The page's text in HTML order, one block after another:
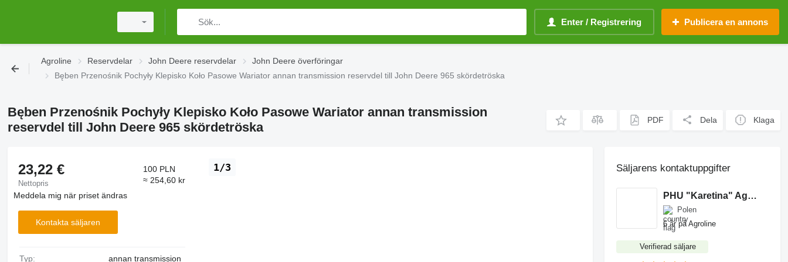
Enter / Registrering Publicera en annons
Agroline Reservdelar John Deere reservdelar
John Deere överföringar
Bęben Przenośnik Pochyły Klepisko Koło Pasowe Wariator annan transmission reservdel till John Deere 965 skördetröska
Bęben Przenośnik Pochyły Klepisko Koło Pasowe Wariator annan transmission
reservdel till John Deere 965 skördetröska
PDF Dela Klaga
1/3
23,22 €
Nettopris
100 PLN
≈ 254,60 kr
Meddela mig när priset ändras
Kontakta säljaren
Typ:
annan transmission
Säljarens kontaktuppgifter
PHU "Karetina" Agnieszka Wilczyńska
Polen
6 år på Agroline
Verifierad säljare